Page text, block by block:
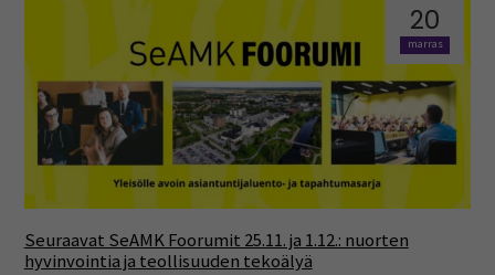
20
marras
Seuraavat SeAMK Foorumit 25.11. ja 1.12.: nuorten
hyvinvointia ja teollisuuden tekoälyä